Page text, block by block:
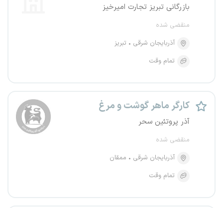
بازرگانی تبریز تجارت امیرخیز
منقضی شده
آذربایجان شرقی
تبریز
تمام وقت
کارگر ماهر گوشت و مرغ
آذر پروتئین سحر
منقضی شده
آذربایجان شرقی
ممقان
تمام وقت